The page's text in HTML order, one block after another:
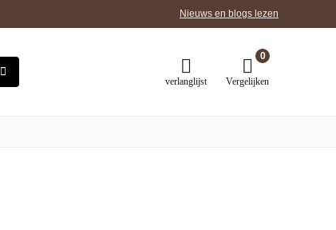
Nieuws en blogs lezen
verlanglijst
0
Vergelijken